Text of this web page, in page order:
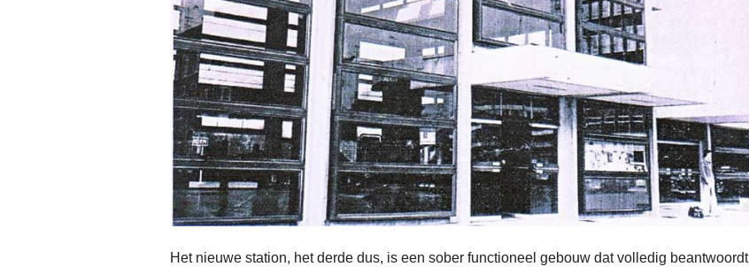
Het nieuwe station, het derde dus, is een sober functioneel gebouw dat volledig beantwoordt